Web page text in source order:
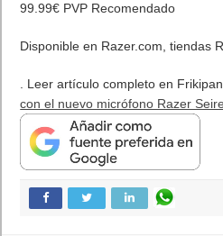
99.99€ PVP Recomendado
Disponible en Razer.com, tiendas
. Leer artículo completo en
con el nuevo micrófono Razer